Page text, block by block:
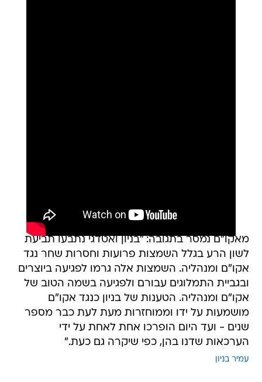
מאקו"ם נמסר בתגובה: "בניון ואטדגי נתבעו תביעת
לשון הרע בגלל השמצות פרועות וחסרות שחר נגד
אקו"ם ומנהליה. השמצות אלה גרמו לפגיעה ביוצרים
ובגביית התמלוגים עבורם ולפגיעה בשמה הטוב של
אקו"ם ומנהליה. הטענות של בניון כנגד אקו"ם
מושמעות על ידו וממוחזרות מעת לעת כבר מספר
שנים - ועד היום הופרכו אחת לאחת על ידי
הערכאות שדנו בהן, כפי שיקרה גם כעת."
עמיר בניון